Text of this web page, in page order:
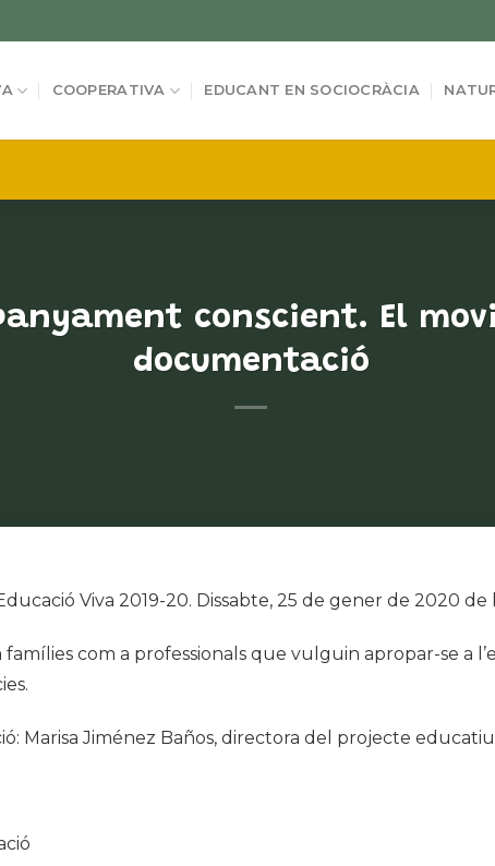
COOPERATIVA EDUCANT EN SOCIOCRÀCIA
conscient. El
documentació
Viva 2019-20. Dissabte, 25 de gener de 2020 de
com a professionals que vulguin apropar-se a
Marisa Jiménez Baños, directora del projecte educatiu